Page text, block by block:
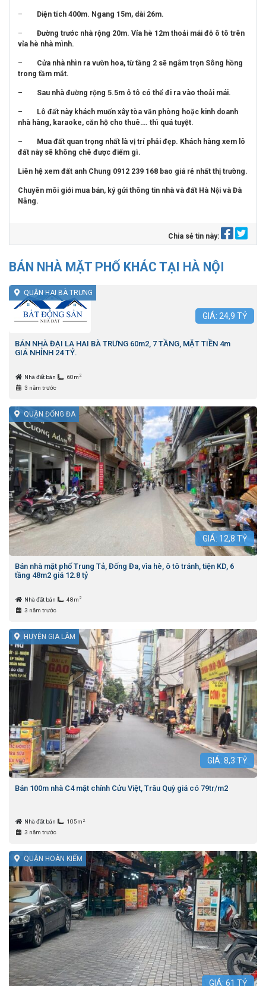
– Diện tích 400m. Ngang 15m, dài 26m.
– Đường trước nhà rộng 20m. Vỉa hè 12m thoải mái đỗ ô tô trên
vỉa hè nhà mình.
– Cửa nhà nhìn ra vườn hoa, từ tầng 2 sẽ ngắm trọn Sông hồng
trong tầm mắt.
– Sau nhà đường rộng 5.5m ô tô có thể đi ra vào thoải mái.
– Lô đất này khách muốn xây tòa văn phòng hoặc kinh doanh
nhà hàng, karaoke, căn hộ cho thuê…. thì quá tuyệt.
– Mua đất quan trọng nhất là vị trí phải đẹp. Khách hàng xem lô
đất này sẽ không chê được điểm gì.
Liên hệ xem đất anh Chung 0912 239 168 bao giá rẻ nhất thị trường.
Chuyên môi giới mua bán, ký gửi thông tin nhà và đất Hà Nội và Đà
Nẵng.
Chia sẻ tin này:
BÁN NHÀ MẶT PHỐ KHÁC TẠI HÀ NỘI
QUẬN HAI BÀ TRƯNG
GIÁ: 24,9 TỶ
BÁN NHÀ ĐẠI LA HAI BÀ TRƯNG 60m2, 7 TẦNG, MẶT TIỀN 4m
GIÁ NHỈNH 24 TỶ.
Nhà đất bán 60m 2
3 năm trước
QUẬN ĐỐNG ĐA
GIÁ: 12,8 TỶ
Bán nhà mặt phố Trung Tả, Đống Đa, vìa hè, ô tô tránh, tiện KD, 6
tầng 48m2 giá 12.8 tỷ
Nhà đất bán 48m 2
3 năm trước
HUYỆN GIA LÂM
GIÁ: 8,3 TỶ
Bán 100m nhà C4 mặt chính Cửu Việt, Trâu Quỳ giá có 79tr/m2
Nhà đất bán 105m 2
3 năm trước
QUẬN HOÀN KIẾM
GIÁ: 61 TỶ